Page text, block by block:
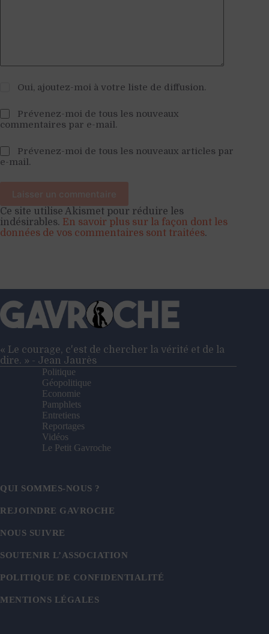
Oui, ajoutez-moi à votre liste de diffusion.
Prévenez-moi de tous les nouveaux
commentaires par e-mail.
Prévenez-moi de tous les nouveaux articles par
e-mail.
Laisser un commentaire
Ce site utilise Akismet pour réduire les
indésirables. En savoir plus sur la façon dont les
données de vos commentaires sont traitées.
« Le courage, c'est de chercher la vérité et de la
dire. » - Jean Jaurès
Politique
Géopolitique
Economie
Pamphlets
Entretiens
Reportages
Vidéos
Le Petit Gavroche
QUI SOMMES-NOUS ?
REJOINDRE GAVROCHE
NOUS SUIVRE
SOUTENIR L’ASSOCIATION
POLITIQUE DE CONFIDENTIALITÉ
MENTIONS LÉGALES